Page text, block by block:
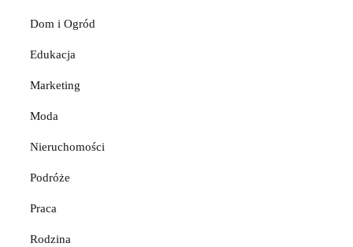
Dom i Ogród
Edukacja
Marketing
Moda
Nieruchomości
Podróże
Praca
Rodzina